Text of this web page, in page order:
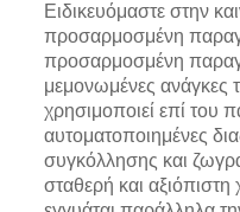
Ειδικευόμαστε στην
προσαρμοσμένη
προσαρμοσμένη
μεμονωμένες
χρησιμοποιεί επί του
αυτοματοποιημένες
συγκόλλησης και
σταθερή και αξιόπιστη